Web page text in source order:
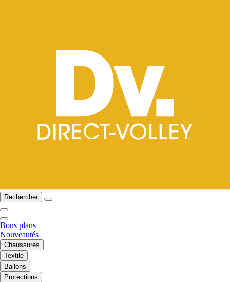
Rechercher
Bons plans
Nouveautés
Chaussures
Textile
Ballons
Protections